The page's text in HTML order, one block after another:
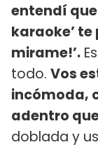
entendí
karaoke’ te
mirame!’.
todo. Vos
incómoda,
adentro
doblada y